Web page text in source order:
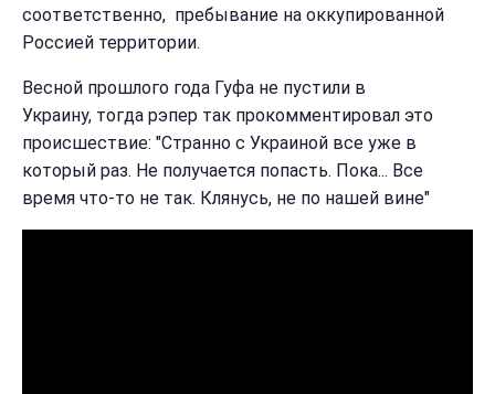
соответственно, пребывание на оккупированной
Россией территории.
Весной прошлого года Гуфа не пустили в
Украину, тогда рэпер так прокомментировал это
происшествие: "Странно с Украиной все уже в
который раз. Не получается попасть. Пока... Все
время что-то не так. Клянусь, не по нашей вине"